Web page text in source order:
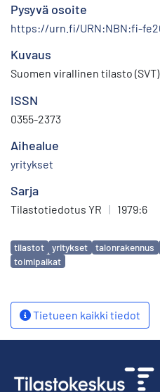
Pysyvä osoite
https://urn.fi/URN:NBN:fi-
Kuvaus
Suomen virallinen tilasto (SVT)
ISSN
0355-2373
Aihealue
yritykset
Sarja
Tilastotiedotus YR | 1979:6
Avainsanat
tilastot yritykset talonrakennus
toimipaikat
Tietueen kaikki tiedot